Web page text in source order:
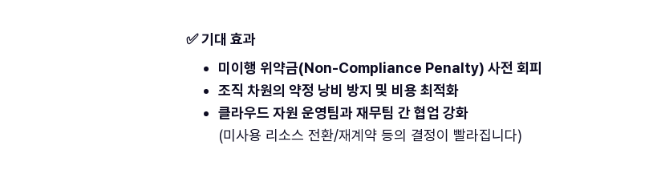
✅ 기대 효과
미이행 위약금(Non-Compliance Penalty) 사전 회피
조직 차원의 약정 낭비 방지 및 비용 최적화
클라우드 자원 운영팀과 재무팀 간 협업 강화
(미사용 리소스 전환/재계약 등의 결정이 빨라집니다)